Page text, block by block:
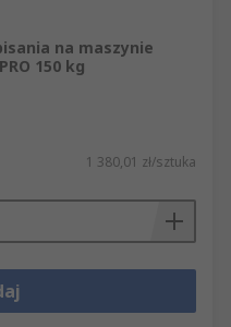
na maszynie
150 kg
1 380,01 zł/sztuka